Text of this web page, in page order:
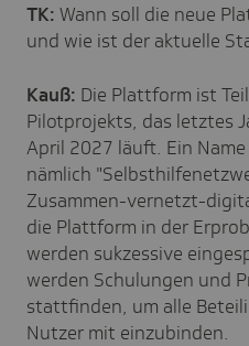
TK: Wann soll die neue
und wie ist der aktuelle
Kauß: Die Plattform ist
Pilotprojekts, das letztes
April 2027 läuft. Ein
nämlich
Zusammen-vernetzt-
die Plattform in der
werden sukzessive
werden Schulungen und
stattfinden, um alle
Nutzer mit einzubinden.